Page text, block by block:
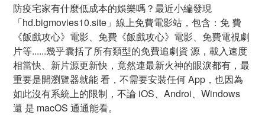
防疫宅家有什麼低成本的娛樂嗎？最近小編發現
「hd.bigmovies10.site」線上免費電影站，包含：免 費
《飯戲攻心》電影、免費《飯戲攻心》電影、免費電視劇
片等......幾乎囊括了所有類型的免費追劇資 源，載入速度
相當快、新片源更新快，竟然連最新火神的眼淚都有，最
重要是開瀏覽器就能 看，不需要安裝任何 App，也因為
如此沒有系統上的限制，不論 iOS、Androi、Windows
還 是 macOS 通通能看。